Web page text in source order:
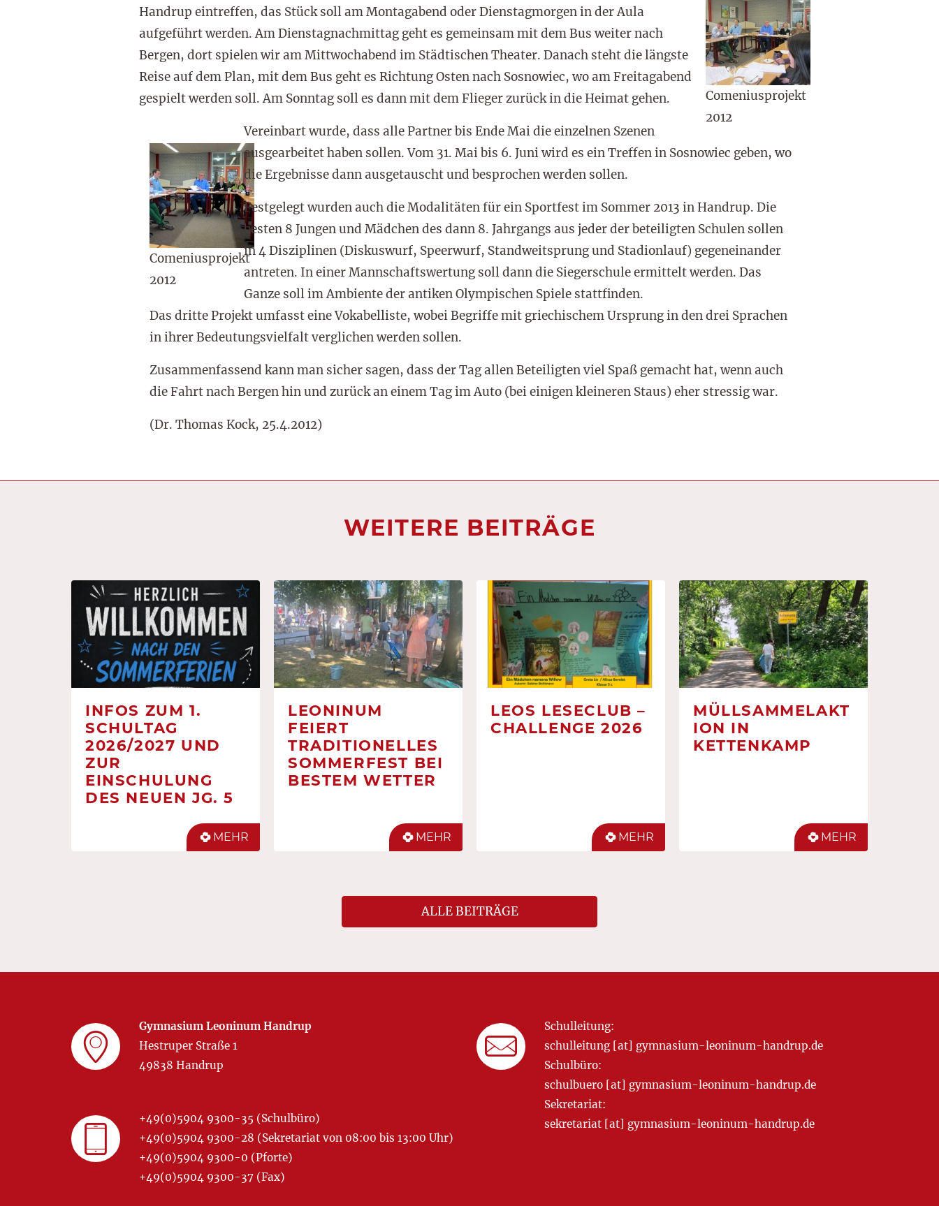
Comeniusprojekt
2012
Handrup eintreffen, das Stück soll am Montagabend oder Dienstagmorgen in der Aula
aufgeführt werden. Am Dienstagnachmittag geht es gemeinsam mit dem Bus weiter nach
Bergen, dort spielen wir am Mittwochabend im Städtischen Theater. Danach steht die längste
Reise auf dem Plan, mit dem Bus geht es Richtung Osten nach Sosnowiec, wo am Freitagabend
gespielt werden soll. Am Sonntag soll es dann mit dem Flieger zurück in die Heimat gehen.
Comeniusprojekt
2012
Vereinbart wurde, dass alle Partner bis Ende Mai die einzelnen Szenen
ausgearbeitet haben sollen. Vom 31. Mai bis 6. Juni wird es ein Treffen in Sosnowiec geben, wo
die Ergebnisse dann ausgetauscht und besprochen werden sollen.
Festgelegt wurden auch die Modalitäten für ein Sportfest im Sommer 2013 in Handrup. Die
besten 8 Jungen und Mädchen des dann 8. Jahrgangs aus jeder der beteiligten Schulen sollen
in 4 Disziplinen (Diskuswurf, Speerwurf, Standweitsprung und Stadionlauf) gegeneinander
antreten. In einer Mannschaftswertung soll dann die Siegerschule ermittelt werden. Das
Ganze soll im Ambiente der antiken Olympischen Spiele stattfinden.
Das dritte Projekt umfasst eine Vokabelliste, wobei Begriffe mit griechischem Ursprung in den drei Sprachen
in ihrer Bedeutungsvielfalt verglichen werden sollen.
Zusammenfassend kann man sicher sagen, dass der Tag allen Beteiligten viel Spaß gemacht hat, wenn auch
die Fahrt nach Bergen hin und zurück an einem Tag im Auto (bei einigen kleineren Staus) eher stressig war.
(Dr. Thomas Kock, 25.4.2012)
WEITERE BEITRÄGE
INFOS ZUM 1.
SCHULTAG
2026/2027 UND
ZUR
EINSCHULUNG
DES NEUEN JG. 5
MEHR
LEONINUM
FEIERT
TRADITIONELLES
SOMMERFEST BEI
BESTEM WETTER
MEHR
LEOS LESECLUB –
CHALLENGE 2026
MEHR
MÜLLSAMMELAKT
ION IN
KETTENKAMP
MEHR
ALLE BEITRÄGE
Gymnasium Leoninum Handrup
Hestruper Straße 1
49838 Handrup
+49(0)5904 9300-35 (Schulbüro)
+49(0)5904 9300-28 (Sekretariat von 08:00 bis 13:00 Uhr)
+49(0)5904 9300-0 (Pforte)
+49(0)5904 9300-37 (Fax)
Schulleitung:
schulleitung [at] gymnasium-leoninum-handrup.de
Schulbüro:
schulbuero [at] gymnasium-leoninum-handrup.de
Sekretariat:
sekretariat [at] gymnasium-leoninum-handrup.de